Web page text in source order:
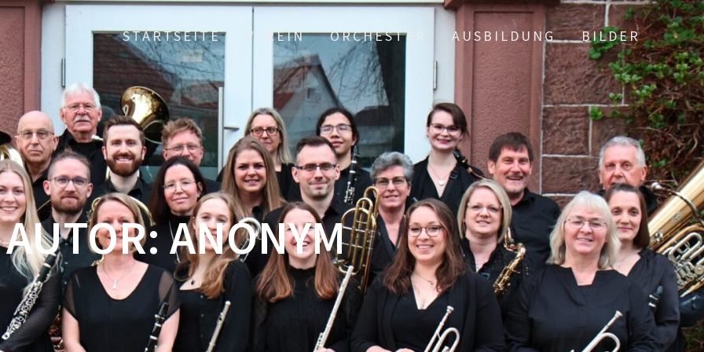
STARTSEITE VEREIN ORCHESTER AUSBILDUNG BILDER
AUTOR:ANONYM